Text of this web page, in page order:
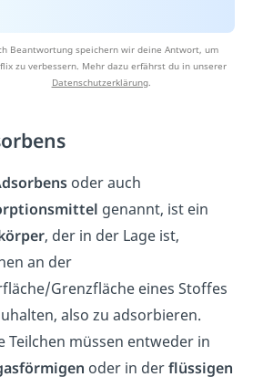
Beantwortung speichern wir deine Antwort, um
zu verbessern. Mehr dazu erfährst du in unserer
Datenschutzerklärung.
oder auch
genannt, ist ein
, der in der Lage ist,
an der
Grenzfläche eines Stoffes
also zu adsorbieren.
Teilchen müssen entweder in
oder in derflüssigen